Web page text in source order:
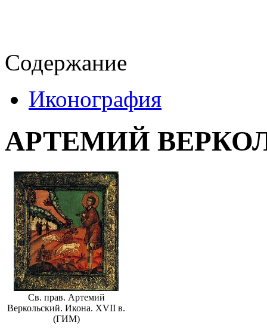
Содержание
Иконография
АРТЕМИЙ
Св. прав. Артемий
Веркольский. Икона. XVII в.
(ГИМ)